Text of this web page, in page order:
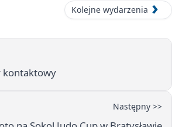
Kolejne wydarzenia
kontaktowy
Następny >>